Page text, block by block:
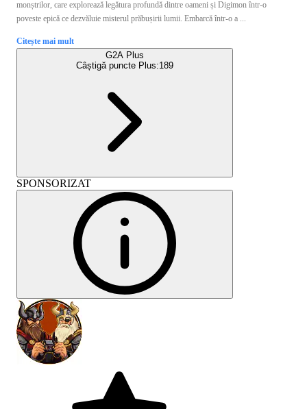
monștrilor, care explorează legătura profundă dintre oameni și Digimon într-o
poveste epică ce dezvăluie misterul prăbușirii lumii. Embarcă într-o a ...
Citește mai mult
G2A Plus
Câștigă puncte Plus:189
SPONSORIZAT